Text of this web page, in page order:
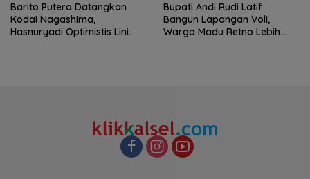
Barito Putera Datangkan
Kodai Nagashima,
Hasnuryadi Optimistis Lini
Bupati Andi Rudi Latif
Bangun Lapangan Voli,
Warga Madu Retno Lebih